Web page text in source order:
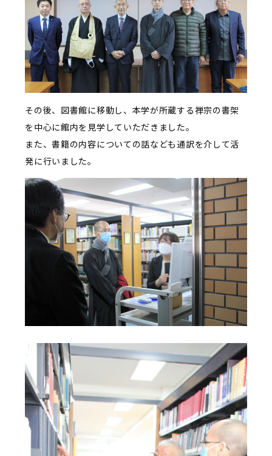
その後、図書館に移動し、本学が所蔵する禅宗の書架
を中心に館内を見学していただきました。
また、書籍の内容についての話なども通訳を介して活
発に行いました。